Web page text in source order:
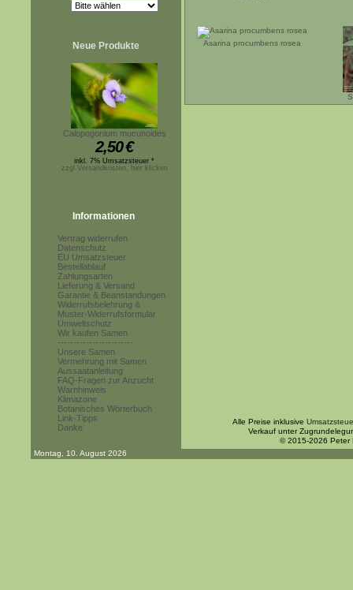
Neue Produkte
Calopogonium mucunoides
2,50€
inkl. 7% Umsatzsteuer *
zzgl.Versandkosten, hier klicken
Informationen
Vertrag widerrufen
Datenschutz
EU Umsatzsteuer
Bestellablauf
Zahlungsarten
Lieferung & Versand
Garantie & Beanstandungen
Widerrufsbelehrung &
Muster-Widerrufsformular
Umweltschutz
Wir kaufen Samen
------------------------
Unsere Samen
Vermehrung mit Samen
Aussaatanleitung
FAQ-Fragen zur Anzucht
Warnhinweis
Klimazone
Botanisches Wörterbuch
Link-Tipps
Danke
Asarina procumbens rosea
Alle Preise inklusive
Verkauf unter
© 2015-2026 Peter
Montag, 10. August 2026